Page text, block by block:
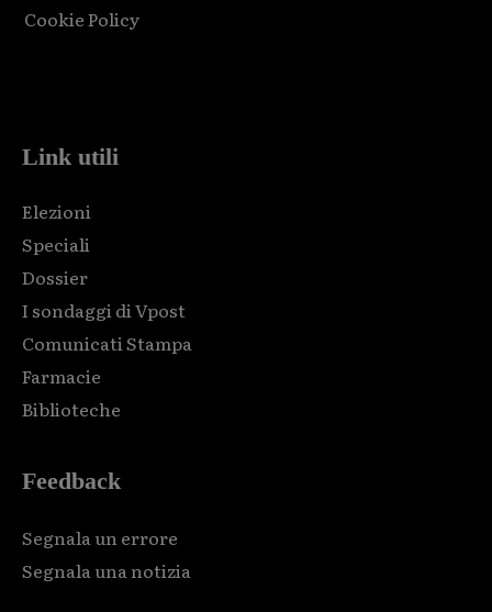
Cookie Policy
Link utili
Elezioni
Speciali
Dossier
I sondaggi di Vpost
Comunicati Stampa
Farmacie
Biblioteche
Feedback
Segnala un errore
Segnala una notizia